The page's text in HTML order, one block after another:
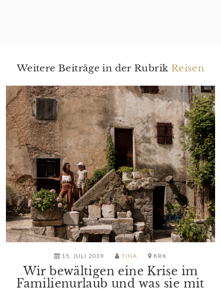
Weitere Beiträge in der Rubrik Reisen
15. JULI 2019 TINA KRK
Wir bewältigen eine Krise im
Familienurlaub und was sie mit